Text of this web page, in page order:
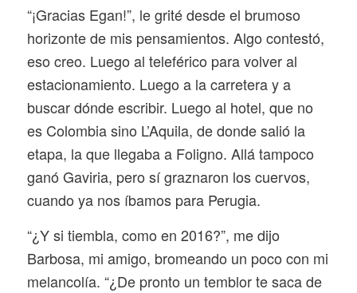
“¡Gracias Egan!”, le grité desde el brumoso
horizonte de mis pensamientos. Algo contestó,
eso creo. Luego al teleférico para volver al
estacionamiento. Luego a la carretera y a
buscar dónde escribir. Luego al hotel, que no
es Colombia sino L’Aquila, de donde salió la
etapa, la que llegaba a Foligno. Allá tampoco
ganó Gaviria, pero sí graznaron los cuervos,
cuando ya nos íbamos para Perugia.
“¿Y si tiembla, como en 2016?”, me dijo
Barbosa, mi amigo, bromeando un poco con mi
melancolía. “¿De pronto un temblor te saca de